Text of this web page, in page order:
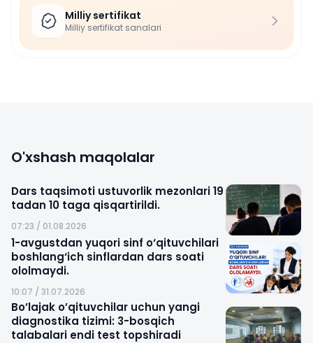
Milliy sertifikat
Milliy sertifikat sanalari
O'xshash maqolalar
Dars taqsimoti ustuvorlik mezonlari 19
tadan 10 taga qisqartirildi.
07:23 / 01.08.2026
1-avgustdan yuqori sinf o‘qituvchilari
boshlang‘ich sinflardan dars soati
ololmaydi.
10:07 / 31.07.2026
Bo’lajak o’qituvchilar uchun yangi
diagnostika tizimi: 3-bosqich
talabalari endi test topshiradi